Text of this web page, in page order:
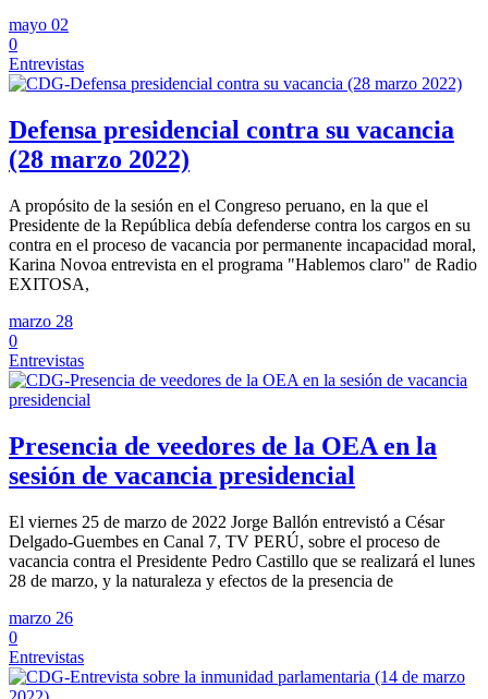
mayo 02
0
Entrevistas
Defensa presidencial contra su vacancia
(28 marzo 2022)
A propósito de la sesión en el Congreso peruano, en la que el
Presidente de la República debía defenderse contra los cargos en su
contra en el proceso de vacancia por permanente incapacidad moral,
Karina Novoa entrevista en el programa "Hablemos claro" de Radio
EXITOSA,
marzo 28
0
Entrevistas
Presencia de veedores de la OEA en la
sesión de vacancia presidencial
El viernes 25 de marzo de 2022 Jorge Ballón entrevistó a César
Delgado-Guembes en Canal 7, TV PERÚ, sobre el proceso de
vacancia contra el Presidente Pedro Castillo que se realizará el lunes
28 de marzo, y la naturaleza y efectos de la presencia de
marzo 26
0
Entrevistas